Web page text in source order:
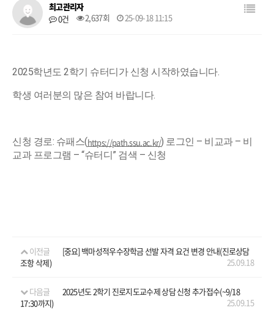
학생회
최고관리자
0건
2,637회 25-09-18 11:15
2025학년도 2학기 슈터디가 신청 시작하였습니다.
학생 여러분의 많은 참여 바랍니다.
신청 경로: 슈패스(https://path.ssu.ac.kr/) 로그인 – 비교과 – 비
교과 프로그램 – “슈터디” 검색 – 신청
이전글
[중요] 백마성적우수장학금 선발 자격 요건 변경 안내(진로상담
조항 삭제)
25.09.18
다음글
2025년도 2학기 진로지도교수제 상담 신청 추가접수(~9/18
17:30까지)
25.09.15